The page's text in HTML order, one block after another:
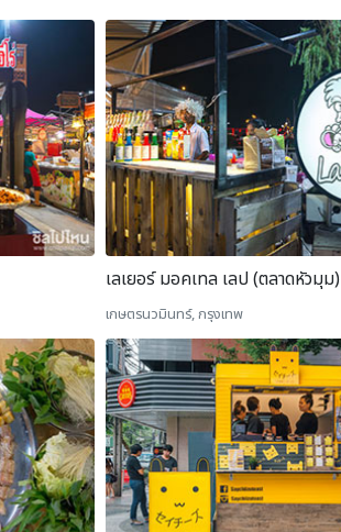
เลเยอร์ มอคเทล เลป (ตลาดหัวมุม)
เกษตรนวมินทร์, กรุงเทพ